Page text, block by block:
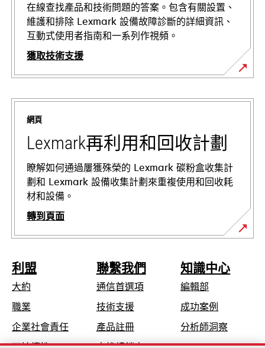
在線查找產品和技術問題的答案。包含有關設置、
維護和排除 Lexmark 設備故障診斷的詳細資訊、
互動式使用者指南和一系列作視頻。
獲取技術支援
opens
in
new
tab
網頁
Lexmark再利用和回收計劃
瞭解如何通過屢獲殊榮的 Lexmark 碳粉盒收集計
劃和 Lexmark 設備收集計劃來重複使用和回收耗
材和設備。
轉到頁面
利盟
大約
職業
企業社會責任opens
in
聯繫我們
通信首選項
技術支援opens
a
產品註冊
知識中心
編輯部
成功案例
分析師洞察